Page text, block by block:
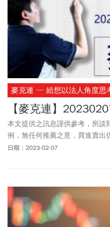
麥克連 ─ 給想以法人角度思
【麥克連】
本文提供之訊息謹供參考，所談
例，無任何推薦之意，買進賣出
供訂閱戶本人使用，非經授權嚴
日期：2023-02-07